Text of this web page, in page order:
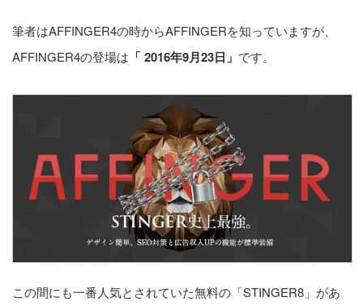
筆者はAFFINGER4の時からAFFINGERを知っていますが、
AFFINGER4の登場は 「2016年9月23日」 です。
この間にも一番人気とされていた無料の「STINGER8」があ